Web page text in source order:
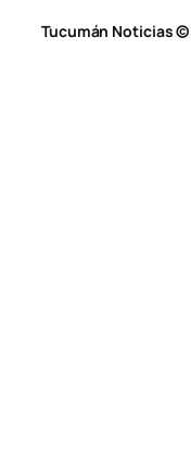
Tucumán Noticias ©